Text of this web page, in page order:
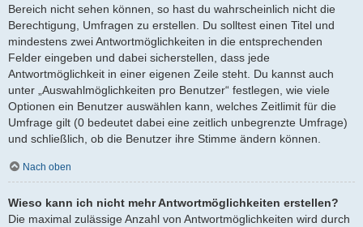
Bereich nicht sehen können, so hast du wahrscheinlich nicht die
Berechtigung, Umfragen zu erstellen. Du solltest einen Titel und
mindestens zwei Antwortmöglichkeiten in die entsprechenden
Felder eingeben und dabei sicherstellen, dass jede
Antwortmöglichkeit in einer eigenen Zeile steht. Du kannst auch
unter „Auswahlmöglichkeiten pro Benutzer“ festlegen, wie viele
Optionen ein Benutzer auswählen kann, welches Zeitlimit für die
Umfrage gilt (0 bedeutet dabei eine zeitlich unbegrenzte Umfrage)
und schließlich, ob die Benutzer ihre Stimme ändern können.
Nach oben
Wieso kann ich nicht mehr Antwortmöglichkeiten erstellen?
Die maximal zulässige Anzahl von Antwortmöglichkeiten wird durch